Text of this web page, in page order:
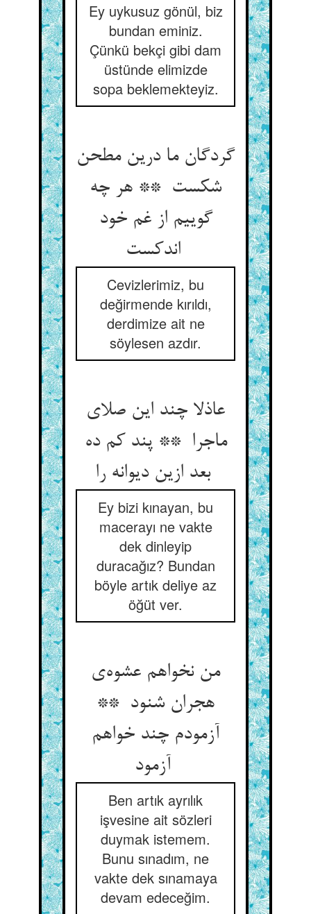
Ey uykusuz gönül, biz
bundan eminiz.
Çünkü bekçi gibi dam
üstünde elimizde
sopa beklemekteyiz.
گردگان ما درین مطحن
شکست ** هر چه
گوییم از غم خود
اندکست
Cevizlerimiz, bu
değirmende kırıldı,
derdimize ait ne
söylesen azdır.
عاذلا چند این صلای
ماجرا ** پند کم ده
بعد ازین دیوانه را
Ey bizi kınayan, bu
macerayı ne vakte
dek dinleyip
duracağız? Bundan
böyle artık deliye az
öğüt ver.
من نخواهم عشوه‌ی
هجران شنود **
آزمودم چند خواهم
Ben artık ayrılık
işvesine ait sözleri
duymak istemem.
Bunu sınadım, ne
vakte dek sınamaya
devam edeceğim.